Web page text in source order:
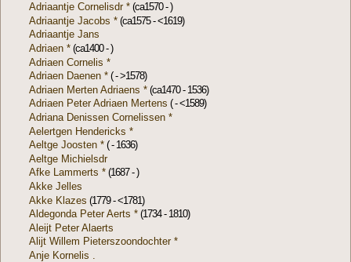
Adriaantje Cornelisdr * (ca1570 - )
Adriaantje Jacobs * (ca1575 - <1619)
Adriaantje Jans
Adriaen * (ca1400 - )
Adriaen Cornelis *
Adriaen Daenen * ( - >1578)
Adriaen Merten Adriaens * (ca1470 - 1536)
Adriaen Peter Adriaen Mertens ( - <1589)
Adriana Denissen Cornelissen *
Aelertgen Hendericks *
Aeltge Joosten * ( - 1636)
Aeltge Michielsdr
Afke Lammerts * (1687 - )
Akke Jelles
Akke Klazes (1779 - <1781)
Aldegonda Peter Aerts * (1734 - 1810)
Aleijt Peter Alaerts
Alijt Willem Pieterszoondochter *
Anje Kornelis .